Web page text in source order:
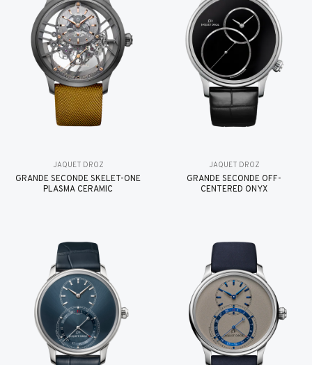
JAQUET DROZ
GRANDE SECONDE SKELET-ONE
PLASMA CERAMIC
JAQUET DROZ
GRANDE SECONDE OFF-
CENTERED ONYX